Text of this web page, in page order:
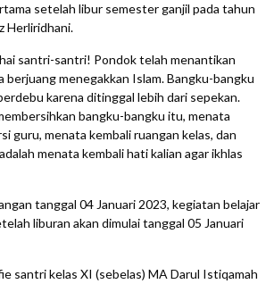
setelah libur semester ganjil pada tahun
Herliridhani.
santri-santri! Pondok telah menantikan
berjuang menegakkan Islam. Bangku-bangku
karena ditinggal lebih dari sepekan.
bangku-bangku itu, menata
guru, menata kembali ruangan kelas, dan
menata kembali hati kalian agar ikhlas
tanggal 04 Januari 2023, kegiatan belajar
liburan akan dimulai tanggal 05 Januari
santri kelas XI (sebelas) MA Darul Istiqamah